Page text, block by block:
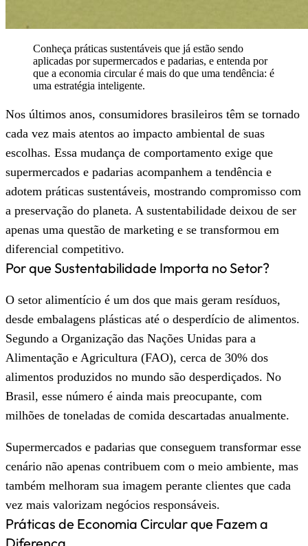
Conheça práticas sustentáveis que já estão sendo
aplicadas por supermercados e padarias, e entenda por
que a economia circular é mais do que uma tendência: é
uma estratégia inteligente.
Nos últimos anos, consumidores brasileiros têm se tornado
cada vez mais atentos ao impacto ambiental de suas
escolhas. Essa mudança de comportamento exige que
supermercados e padarias acompanhem a tendência e
adotem práticas sustentáveis, mostrando compromisso com
a preservação do planeta. A sustentabilidade deixou de ser
apenas uma questão de marketing e se transformou em
diferencial competitivo.
Por que Sustentabilidade Importa no Setor?
O setor alimentício é um dos que mais geram resíduos,
desde embalagens plásticas até o desperdício de alimentos.
Segundo a Organização das Nações Unidas para a
Alimentação e Agricultura (FAO), cerca de 30% dos
alimentos produzidos no mundo são desperdiçados. No
Brasil, esse número é ainda mais preocupante, com
milhões de toneladas de comida descartadas anualmente.
Supermercados e padarias que conseguem transformar esse
cenário não apenas contribuem com o meio ambiente, mas
também melhoram sua imagem perante clientes que cada
vez mais valorizam negócios responsáveis.
Práticas de Economia Circular que Fazem a